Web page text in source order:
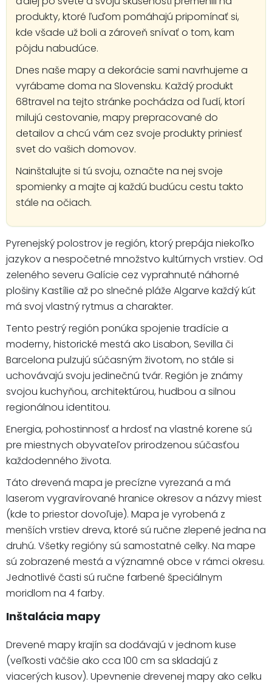
produkty, ktoré ľuďom pomáhajú pripomínať si,
kde všade už boli a zároveň snívať o tom, kam
pôjdu nabudúce.
Dnes naše mapy a dekorácie sami navrhujeme a
vyrábame doma na Slovensku. Každý produkt
68travel na tejto stránke pochádza od ľudí, ktorí
milujú cestovanie, mapy prepracované do
detailov a chcú vám cez svoje produkty priniesť
svet do vašich domovov.
Nainštalujte si tú svoju, označte na nej svoje
spomienky a majte aj každú budúcu cestu takto
stále na očiach.
Pyrenejský polostrov je región, ktorý prepája niekoľko
jazykov a nespočetné množstvo kultúrnych vrstiev. Od
zeleného severu Galície cez vyprahnuté náhorné
plošiny Kastílie až po slnečné pláže Algarve každý kút
má svoj vlastný rytmus a charakter.
Tento pestrý región ponúka spojenie tradície a
moderny, historické mestá ako Lisabon, Sevilla či
Barcelona pulzujú súčasným životom, no stále si
uchovávajú svoju jedinečnú tvár. Región je známy
svojou kuchyňou, architektúrou, hudbou a silnou
regionálnou identitou.
Energia, pohostinnosť a hrdosť na vlastné korene sú
pre miestnych obyvateľov prirodzenou súčasťou
každodenného života.
Táto drevená mapa je precízne vyrezaná a má
laserom vygravírované hranice okresov a názvy miest
(kde to priestor dovoľuje). Mapa je vyrobená z
menších vrstiev dreva, ktoré sú ručne zlepené jedna na
druhú. Všetky regióny sú samostatné celky. Na mape
sú zobrazené mestá a významné obce v rámci okresu.
Jednotlivé časti sú ručne farbené špeciálnym
moridlom na 4 farby.
Inštalácia mapy
Drevené mapy krajín sa dodávajú v jednom kuse
(veľkosti väčšie ako cca 100 cm sa skladajú z
viacerých kusov). Upevnenie drevenej mapy ako celku